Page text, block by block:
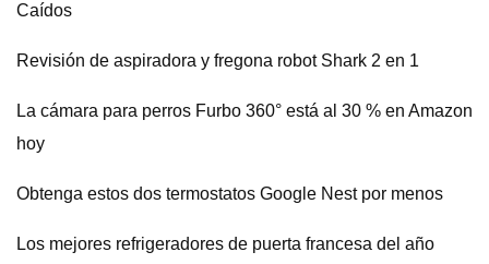
Caídos
Revisión de aspiradora y fregona robot Shark 2 en 1
La cámara para perros Furbo 360° está al 30 % en Amazon
hoy
Obtenga estos dos termostatos Google Nest por menos
Los mejores refrigeradores de puerta francesa del año